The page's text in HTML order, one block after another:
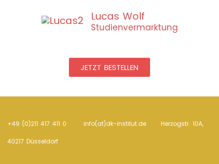
Lucas Wolf
Studienvermarktung
JETZT BESTELLEN
+49 (0)211 417 411 0 info(at)dk-institut.de Her­zogstr. 10A,
40217 Düsseldorf